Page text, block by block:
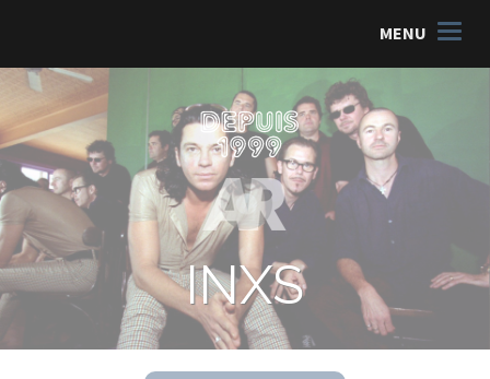
MENU
INXS